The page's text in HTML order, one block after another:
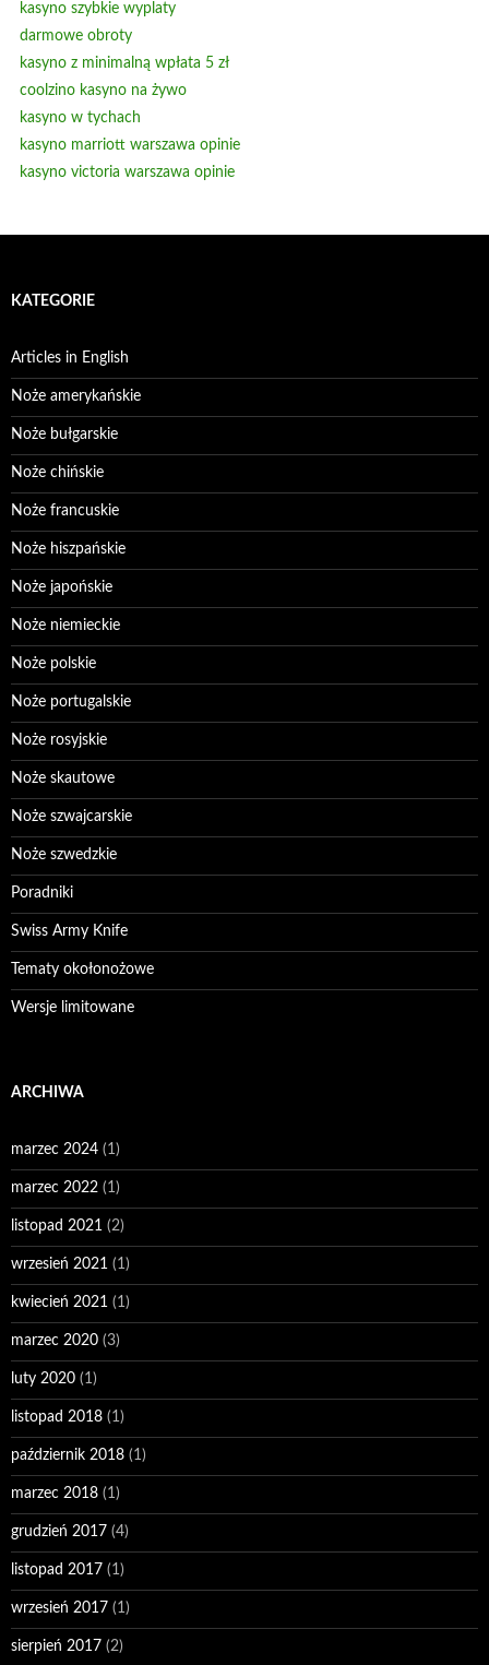
kasyno szybkie wyplaty
darmowe obroty
kasyno z minimalną wpłata 5 zł
coolzino kasyno na żywo
kasyno w tychach
kasyno marriott warszawa opinie
kasyno victoria warszawa opinie
KATEGORIE
Articles in English
Noże amerykańskie
Noże bułgarskie
Noże chińskie
Noże francuskie
Noże hiszpańskie
Noże japońskie
Noże niemieckie
Noże polskie
Noże portugalskie
Noże rosyjskie
Noże skautowe
Noże szwajcarskie
Noże szwedzkie
Poradniki
Swiss Army Knife
Tematy okołonożowe
Wersje limitowane
ARCHIWA
marzec 2024 (1)
marzec 2022 (1)
listopad 2021 (2)
wrzesień 2021 (1)
kwiecień 2021 (1)
marzec 2020 (3)
luty 2020 (1)
listopad 2018 (1)
październik 2018 (1)
marzec 2018 (1)
grudzień 2017 (4)
listopad 2017 (1)
wrzesień 2017 (1)
sierpień 2017 (2)